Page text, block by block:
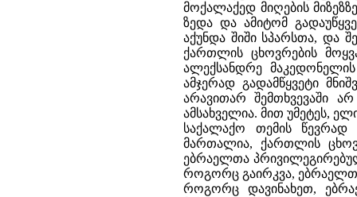
მოქალაქედ მიღების
ზედა და ამიტომ
აქუნდა შიში სპარსთა, და
ქართლის ცხოვრების
ალექსანდრე
ამჯერად გადამწყვეტი
არავითარ შემთხვევაში
ამსახველია. მით უმეტეს,
საქალაქო თემის
მართალია, ქართლის
ებრაელთა
როგორც გაირკვა,
როგორც დავინახეთ,